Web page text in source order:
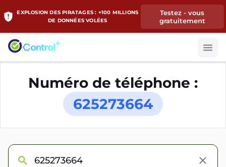
EXPLOSION DES PIRATAGES : +100 MILLIONS
DE DONNÉES VOLÉES
Testez - vous
gratuitement
Numéro de téléphone :
625273664